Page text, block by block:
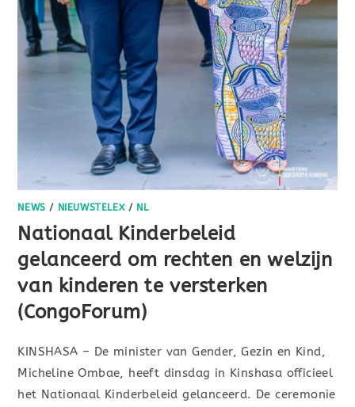
NEWS / NIEUWSTELEX/ NL
Nationaal Kinderbeleid
gelanceerd om rechten en welzijn
van kinderen te versterken
(CongoForum)
KINSHASA – De minister van Gender, Gezin en Kind,
Micheline Ombae, heeft dinsdag in Kinshasa officieel
het Nationaal Kinderbeleid gelanceerd. De ceremonie